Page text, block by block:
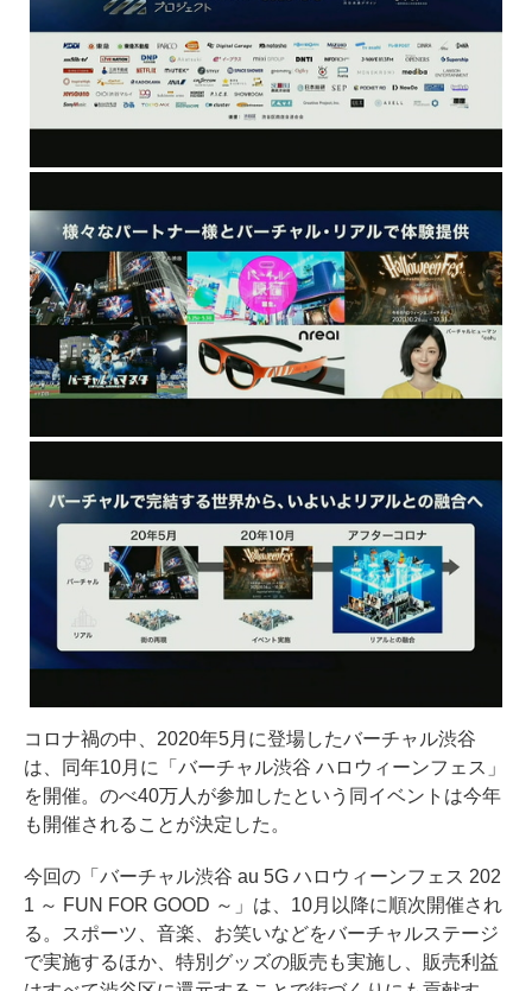
コロナ禍の中、2020年5月に登場したバーチャル渋谷
は、同年10月に「バーチャル渋谷 ハロウィーンフェス」
を開催。のべ40万人が参加したという同イベントは今年
も開催されることが決定した。
今回の「バーチャル渋谷 au 5G ハロウィーンフェス 202
1 ～ FUN FOR GOOD ～」は、10月以降に順次開催され
る。スポーツ、音楽、お笑いなどをバーチャルステージ
で実施するほか、特別グッズの販売も実施し、販売利益